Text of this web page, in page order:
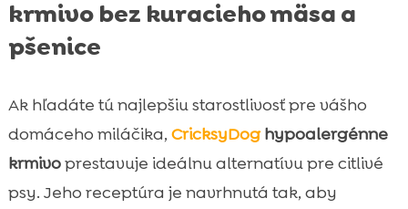
krmivo bez kuracieho mäsa a
pšenice
Ak hľadáte tú najlepšiu starostlivosť pre vášho
domáceho miláčika, CricksyDoghypoalergénne
krmivoprestavuje ideálnu alternatívu pre citlivé
psy. Jeho receptúra je navrhnutá tak, aby